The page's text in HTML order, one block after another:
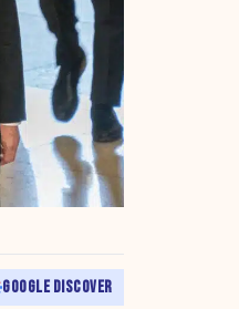
GOOGLE DISCOVER